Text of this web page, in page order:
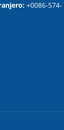
+0086-574-